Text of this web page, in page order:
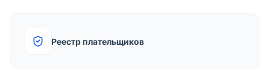
Реестр плательщиков